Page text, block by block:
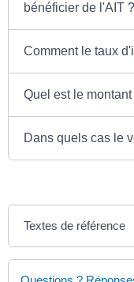
bénéficier de l'AIT ?
Comment le taux
Quel est le
Dans quels cas le
Textes de référence